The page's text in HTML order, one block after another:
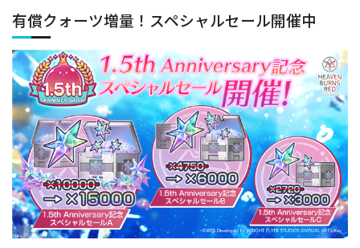
有償クォーツ増量！スペシャルセール開催中